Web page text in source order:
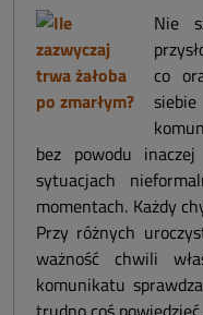
Nie
co
bez powodu
sytuacjach
momentach. Każdy
Przy różnych
ważność chwili
komunikatu